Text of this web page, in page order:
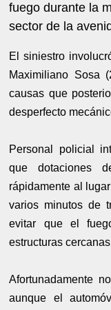
fuego durante la
sector de la
El siniestro
Maximiliano Sosa
causas que
desperfecto
Personal policial
que dotaciones
rápidamente al
varios minutos de
evitar que el
estructuras
Afortunadamente
aunque el